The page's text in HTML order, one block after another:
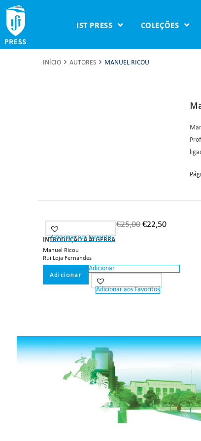
IST PRESS COLEÇÕES
INÍCIO AUTORES MANUEL RICOU
Adicionar aos Favoritos
€25,00 €22,50
INTRODUÇÃO À ÁLGEBRA
Manuel Ricou
Rui Loja Fernandes
Adicionar
Adicionar
Adicionar aos Favoritos